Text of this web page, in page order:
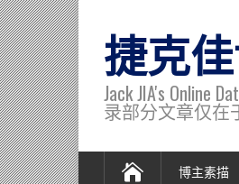
捷克
Jack JIA's
录部分文章仅在
博主素描